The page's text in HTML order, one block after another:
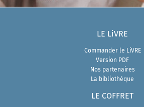
LE LiVRE
Commander le LiVRE
Version PDF
Nos partenaires
La bibliothèque
LE COFFRET